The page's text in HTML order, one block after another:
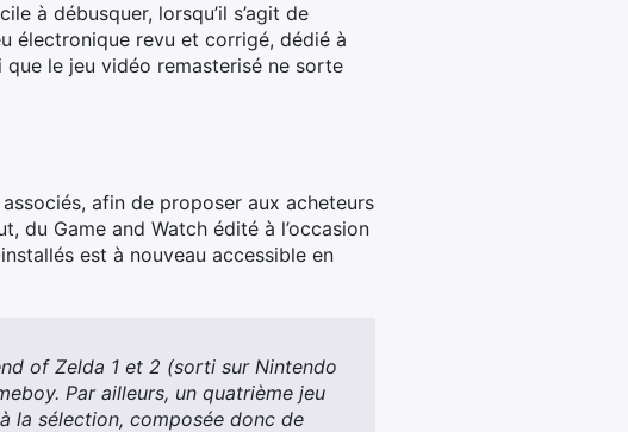
à débusquer, lorsqu’il s’agit de
électronique revu et corrigé, dédié à
que le jeu vidéo remasterisé ne sorte
afin de proposer aux acheteurs
du Game and Watch édité à l’occasion
est à nouveau accessible en
of Zelda 1 et 2 (sorti sur Nintendo
Par ailleurs, un quatrième jeu
la sélection, composée donc de